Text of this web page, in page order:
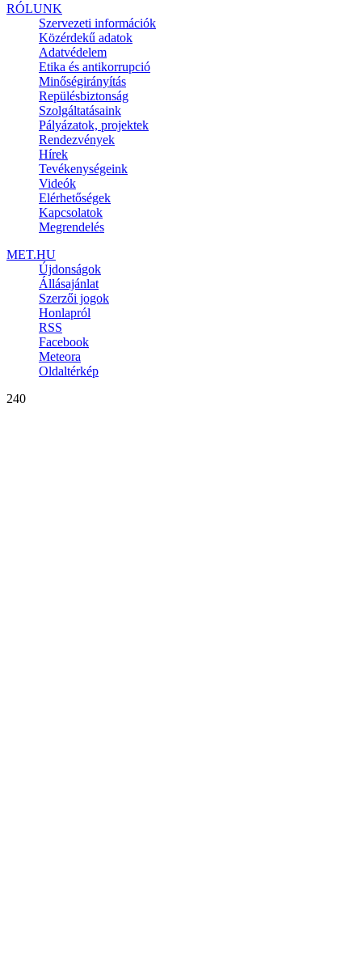
RÓLUNK
Szervezeti információk
Közérdekű adatok
Adatvédelem
Etika és antikorrupció
Minőségirányítás
Repülésbiztonság
Szolgáltatásaink
Pályázatok, projektek
Rendezvények
Hírek
Tevékenységeink
Videók
Elérhetőségek
Kapcsolatok
Megrendelés
MET.HU
Újdonságok
Állásajánlat
Szerzői jogok
Honlapról
RSS
Facebook
Meteora
Oldaltérkép
240